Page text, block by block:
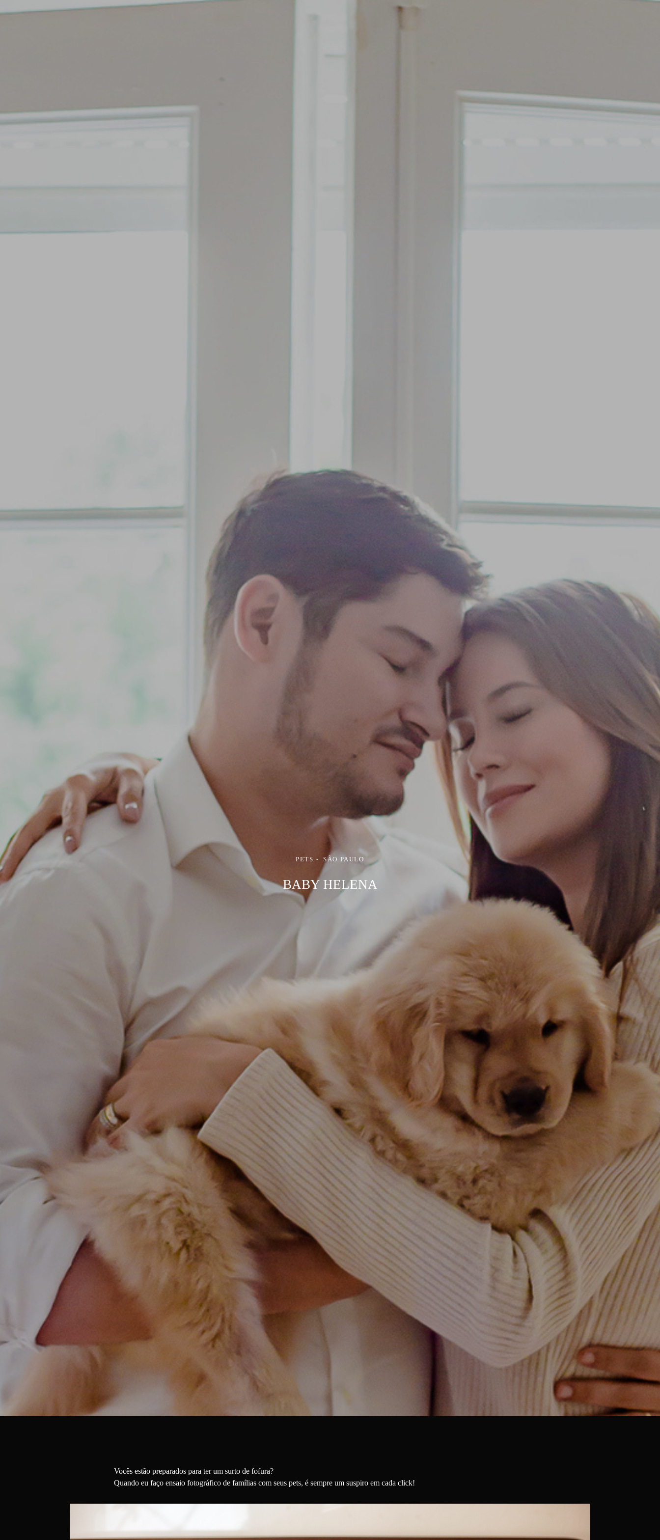
PETS SÃO PAULO
BABY HELENA
Vocês estão preparados para ter um surto de fofura?
Quando eu faço ensaio fotográfico de famílias com seus pets, é sempre um suspiro em cada click!